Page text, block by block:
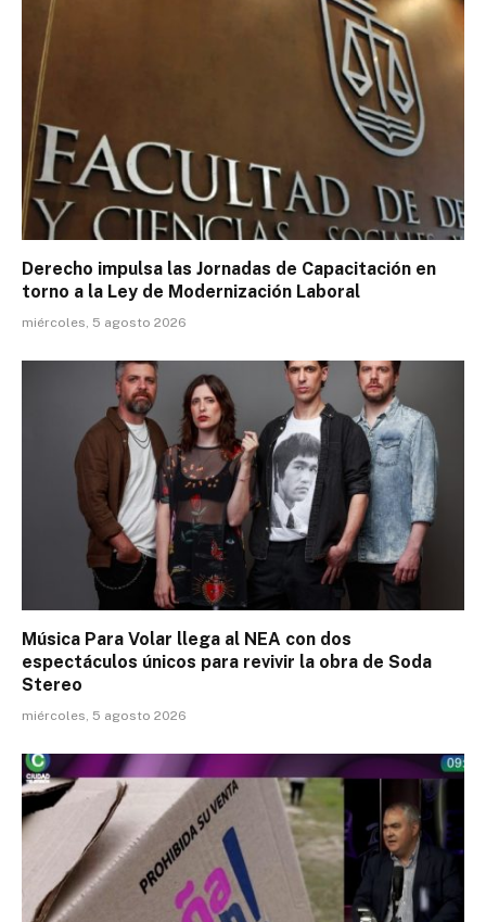
Derecho impulsa las Jornadas de Capacitación en
torno a la Ley de Modernización Laboral
miércoles, 5 agosto 2026
Música Para Volar llega al NEA con dos
espectáculos únicos para revivir la obra de Soda
Stereo
miércoles, 5 agosto 2026